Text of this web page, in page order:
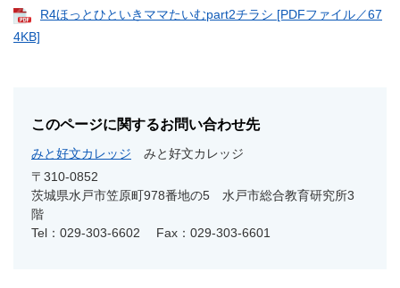
R4ほっとひといきママたいむpart2チラシ [PDFファイル／67
4KB]
このページに関するお問い合わせ先
みと好文カレッジ
みと好文カレッジ
〒310-0852
茨城県水戸市笠原町978番地の5 水戸市総合教育研究所3
階
Tel：029-303-6602
Fax：029-303-6601